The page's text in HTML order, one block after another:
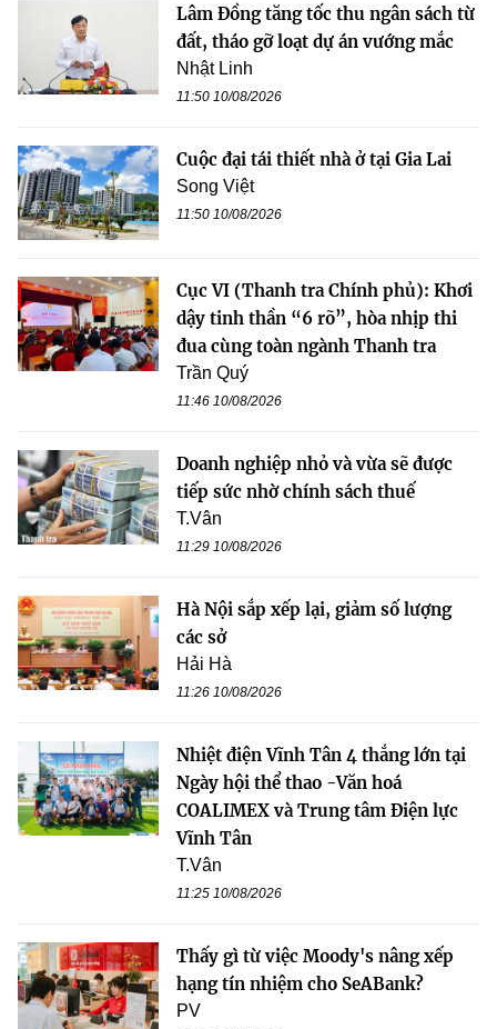
Lâm Đồng tăng tốc thu ngân sách từ
đất, tháo gỡ loạt dự án vướng mắc
Nhật Linh
11:50 10/08/2026
Cuộc đại tái thiết nhà ở tại Gia Lai
Song Việt
11:50 10/08/2026
Cục VI (Thanh tra Chính phủ): Khơi
dậy tinh thần “6 rõ”, hòa nhịp thi
đua cùng toàn ngành Thanh tra
Trần Quý
11:46 10/08/2026
Doanh nghiệp nhỏ và vừa sẽ được
tiếp sức nhờ chính sách thuế
T.Vân
11:29 10/08/2026
Hà Nội sắp xếp lại, giảm số lượng
các sở
Hải Hà
11:26 10/08/2026
Nhiệt điện Vĩnh Tân 4 thắng lớn tại
Ngày hội thể thao -Văn hoá
COALIMEX và Trung tâm Điện lực
Vĩnh Tân
T.Vân
11:25 10/08/2026
Thấy gì từ việc Moody's nâng xếp
hạng tín nhiệm cho SeABank?
PV